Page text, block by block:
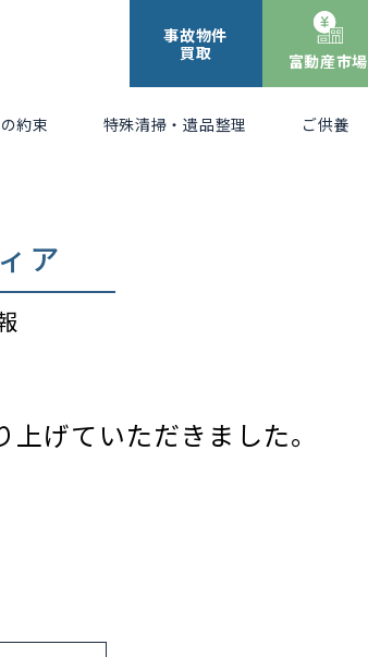
約束 特殊清掃・遺品整理 ご供養
事故物件
買取
富動産市場
ア
げていただきました。